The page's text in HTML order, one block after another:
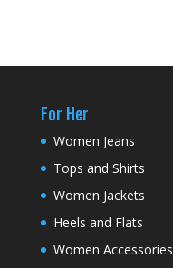
For Her
Women Jeans
Tops and Shirts
Women Jackets
Heels and Flats
Women Accessories